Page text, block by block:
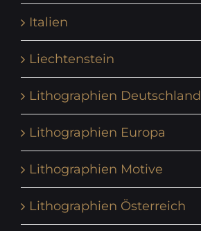
Italien
Liechtenstein
Lithographien Deutschland
Lithographien Europa
Lithographien Motive
Lithographien Österreich